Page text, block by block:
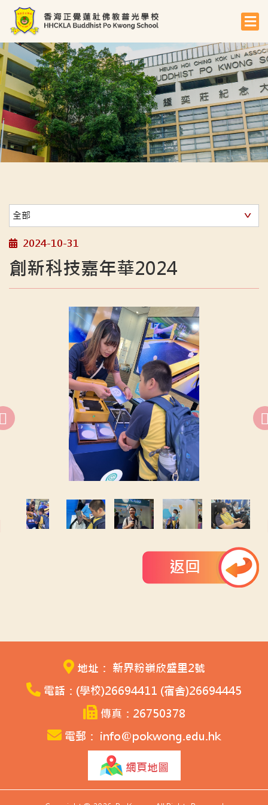
2024-10-31
創新科技嘉年華2024
返回
地址： 新界粉嶺欣盛里2號
電話：(學校)26694411 (宿舍)26694445
傳真：26750378
電郵： info@pokwong.edu.hk
網頁地圖